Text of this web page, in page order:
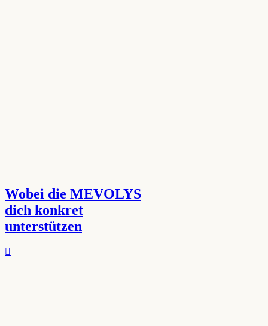
Wobei die MEVOLYS
dich konkret
unterstützen